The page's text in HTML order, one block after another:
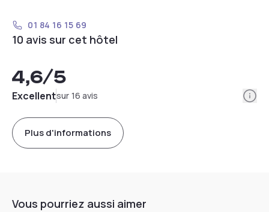
01 84 16 15 69
10 avis sur cet hôtel
4,6/5
Excellentsur 16 avis
Plus d'informations
Vous pourriez aussi aimer